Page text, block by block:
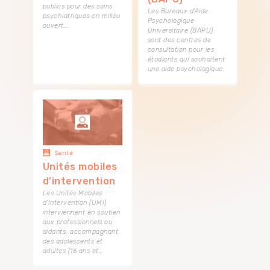
publics pour des soins
psychiatriques en milieu
ouvert,…
Les Bureaux d’Aide
Psychologique
Universitaire (BAPU)
sont des centres de
consultation pour les
étudiants qui souhaitent
une aide psychologique.
Santé
Unités mobiles
d’intervention
Les Unités Mobiles
d’Intervention (UMI)
interviennent en soutien
aux professionnels ou
aidants, accompagnant
des adolescents et
adultes (16 ans et…